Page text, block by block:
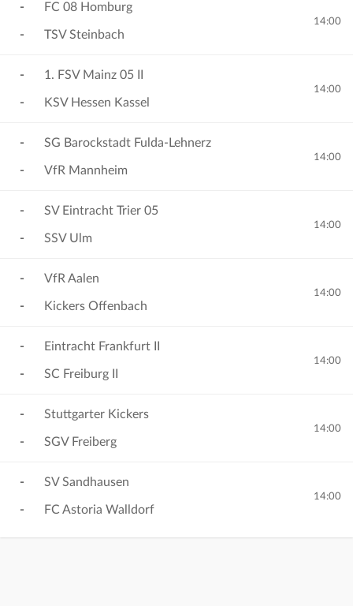
-
-
FC 08 Homburg
TSV Steinbach
14:00
-
-
1. FSV Mainz 05 II
KSV Hessen Kassel
14:00
-
-
SG Barockstadt Fulda-Lehnerz
VfR Mannheim
14:00
-
-
SV Eintracht Trier 05
SSV Ulm
14:00
-
-
VfR Aalen
Kickers Offenbach
14:00
-
-
Eintracht Frankfurt II
SC Freiburg II
14:00
-
-
Stuttgarter Kickers
SGV Freiberg
14:00
-
-
SV Sandhausen
FC Astoria Walldorf
14:00